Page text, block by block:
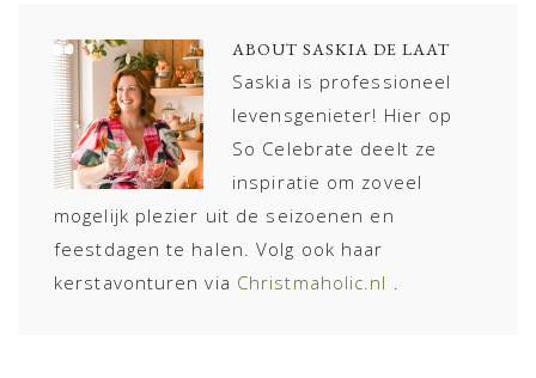
ABOUT SASKIA DE LAAT
Saskia is professioneel
levensgenieter! Hier op
So Celebrate deelt ze
inspiratie om zoveel
mogelijk plezier uit de seizoenen en
feestdagen te halen. Volg ook haar
kerstavonturen via Christmaholic.nl